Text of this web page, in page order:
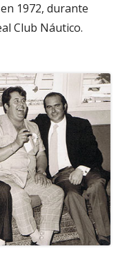
1972, durante
Club Náutico.